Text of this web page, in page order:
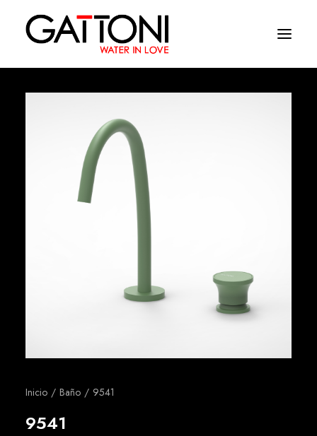
Productos
Acabados
Inicio Baño 9541
9541